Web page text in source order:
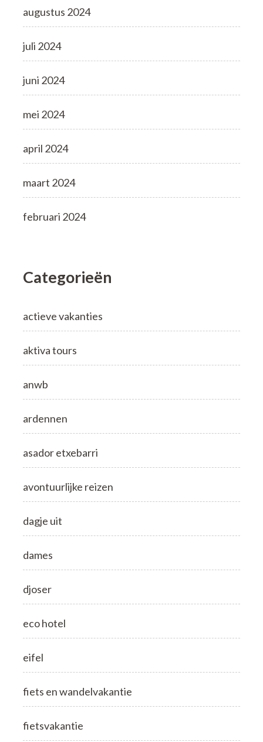
augustus 2024
juli 2024
juni 2024
mei 2024
april 2024
maart 2024
februari 2024
Categorieën
actieve vakanties
aktiva tours
anwb
ardennen
asador etxebarri
avontuurlijke reizen
dagje uit
dames
djoser
eco hotel
eifel
fiets en wandelvakantie
fietsvakantie